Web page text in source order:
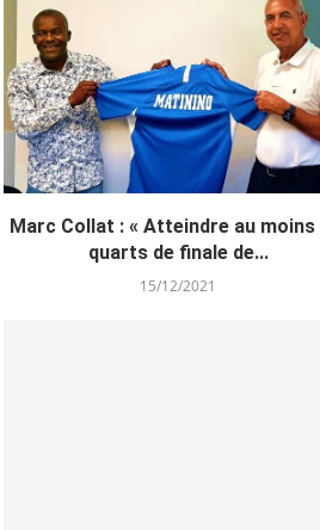
Marc Collat : « Atteindre au moins
quarts de finale de...
15/12/2021